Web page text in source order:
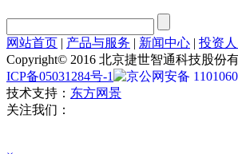
网站首页 | 产品与服务 | 新闻中心 | 投资
Copyright© 2016 北京捷世智通科技股份
ICP备05031284号-1
京公网安备
技术支持： 东方网景
关注我们：